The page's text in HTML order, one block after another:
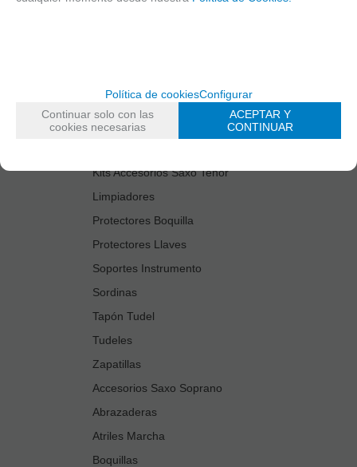
Cañas
Estuches Guardacañas
Estuches Instrumento
Kits Accesorios Saxo Tenor
Limpiadores
Protectores Boquilla
Protectores Llaves
Soportes Instrumento
Sordinas
Tapón Tudel
Tudeles
Zapatillas
Accesorios Saxo Soprano
Abrazaderas
Atriles Marcha
Boquillas
Política de cookiesConfigurar
Continuar solo con las
cookies necesarias
ACEPTAR Y
CONTINUAR